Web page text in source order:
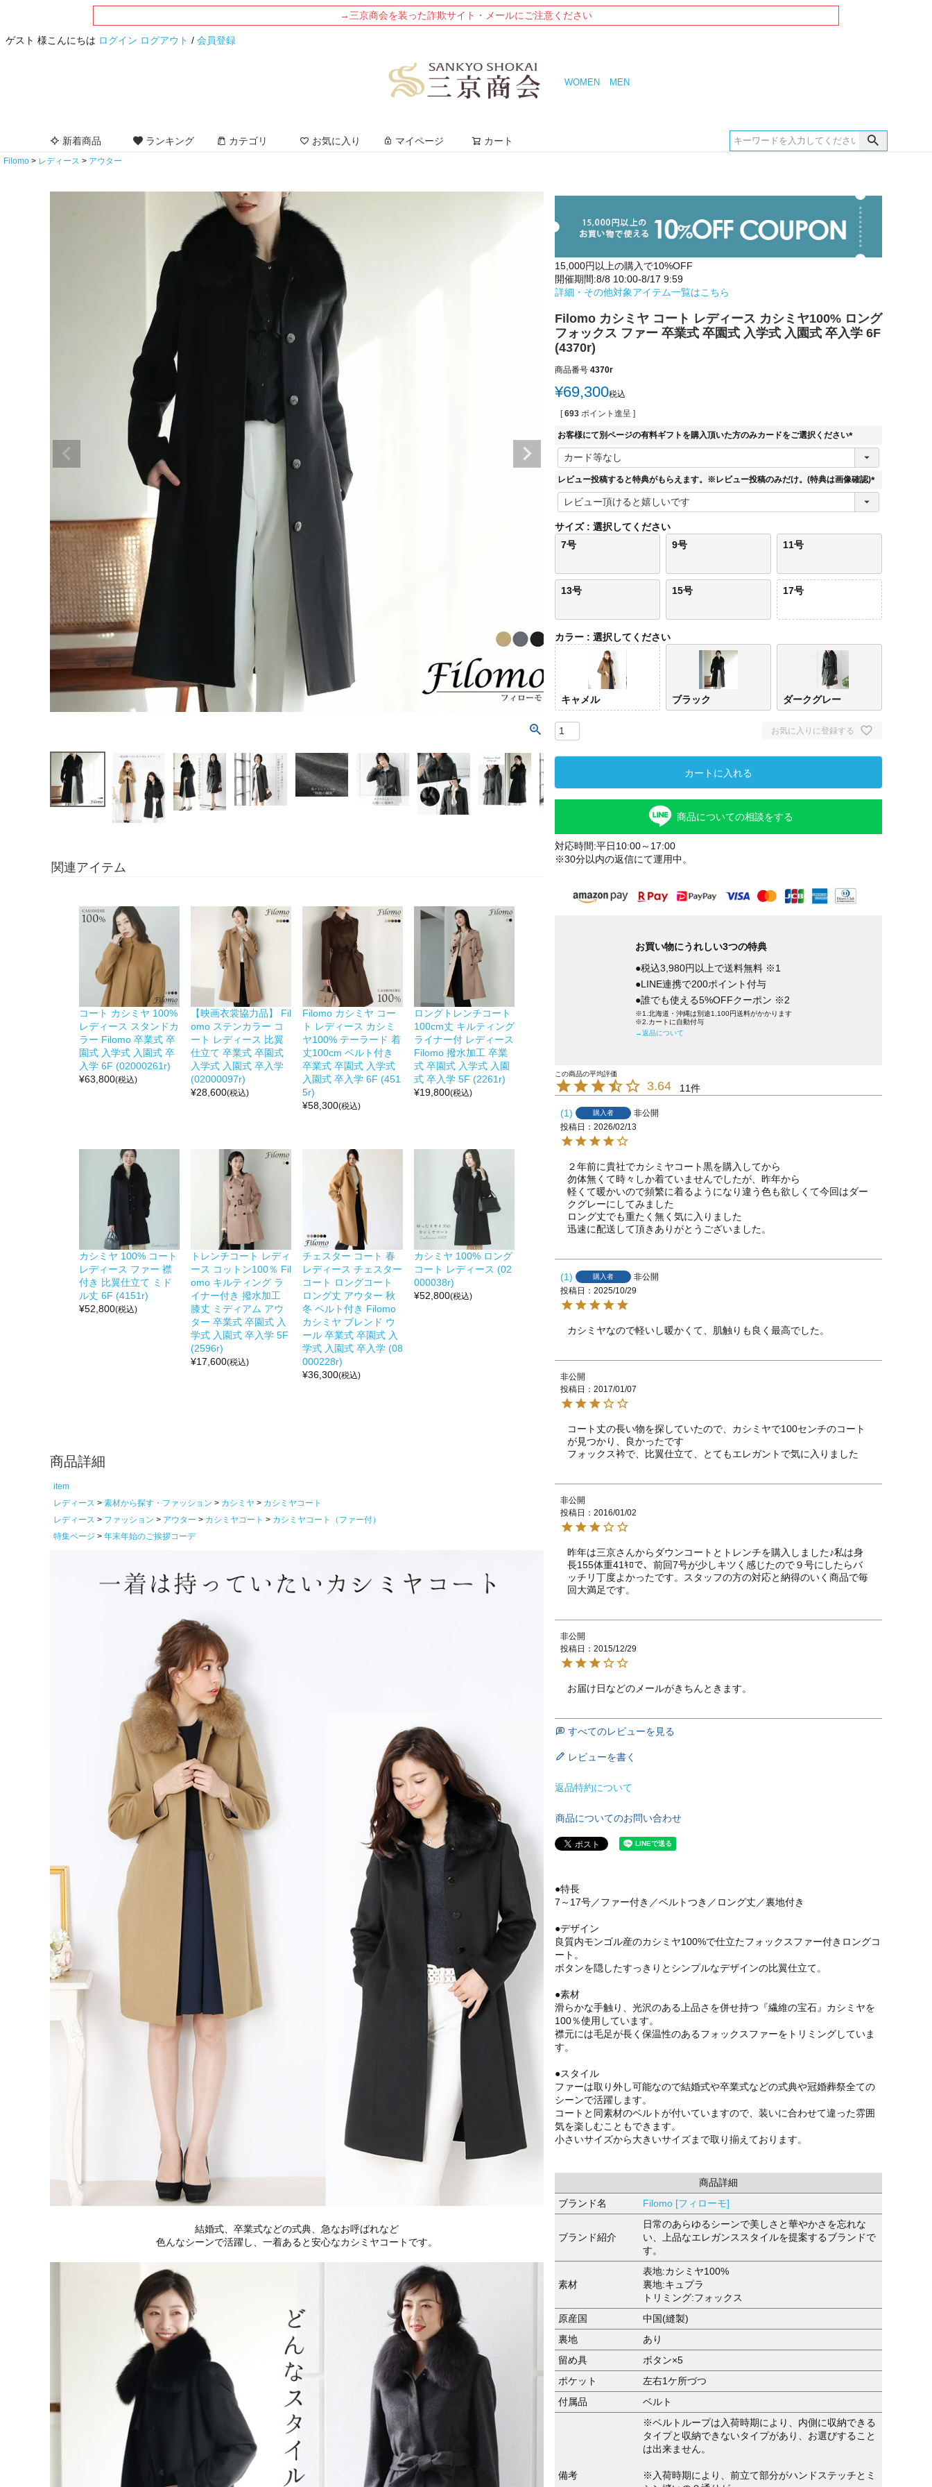
→三京商会を装った詐欺サイト・メールにご注意ください
ゲスト 様こんにちは ログイン ログアウト / 会員登録
WOMEN MEN
新着商品 ランキング カテゴリ お気に入り マイページ カート
Filomo レディース アウター
関連アイテム
コート カシミヤ 100%
レディース スタンドカ
ラー Filomo 卒業式 卒
園式 入学式 入園式 卒
入学 6F (02000261r)
¥63,800(税込)
【映画衣裳協力品】 Fil
omo ステンカラー コ
ート レディース 比翼
仕立て 卒業式 卒園式
入学式 入園式 卒入学
(02000097r)
¥28,600(税込)
Filomo カシミヤ コー
ト レディース カシミ
ヤ100% テーラード 着
丈100cm ベルト付き
卒業式 卒園式 入学式
入園式 卒入学 6F (451
5r)
¥58,300(税込)
ロングトレンチコート
100cm丈 キルティング
ライナー付 レディース
Filomo 撥水加工 卒業
式 卒園式 入学式 入園
式 卒入学 5F (2261r)
¥19,800(税込)
カシミヤ 100% コート
レディース ファー 襟
付き 比翼仕立て ミド
ル丈 6F (4151r)
¥52,800(税込)
トレンチコート レディ
ース コットン100％ Fil
omo キルティング ラ
イナー付き 撥水加工
膝丈 ミディアム アウ
ター 卒業式 卒園式 入
学式 入園式 卒入学 5F
(2596r)
¥17,600(税込)
チェスター コート 春
レディース チェスター
コート ロングコート
ロング丈 アウター 秋
冬 ベルト付き Filomo
カシミヤ ブレンド ウ
ール 卒業式 卒園式 入
学式 入園式 卒入学 (08
000228r)
¥36,300(税込)
カシミヤ 100% ロング
コート レディース (02
000038r)
¥52,800(税込)
商品詳細
item
レディース
素材から探す・ファッション カシミヤ
カシミヤコート
レディース
ファッション アウター カシミヤコート
カシミヤコート（ファー付）
特集ページ
年末年始のご挨拶コーデ
結婚式、卒業式などの式典、急なお呼ばれなど
色んなシーンで活躍し、一着あると安心なカシミヤコートです。
15,000円以上の購入で10%OFF
開催期間:8/8 10:00-8/17 9:59
詳細・その他対象アイテム一覧はこちら
Filomo カシミヤ コート レディース カシミヤ100% ロング
フォックス ファー 卒業式 卒園式 入学式 入園式 卒入学 6F
(4370r)
商品番号 4370r
¥69,300税込
[ 693 ポイント進呈 ]
お客様にて別ページの有料ギフトを購入頂いた方のみカードをご選択ください
(
須
レビュー投稿すると特典がもらえます。※レビュー投稿のみだけ。(特典は画像確認)
(
)
サイズ
選択してください
7号
9号 11号
13号 15号 17号
カラー 選択してください
キャメル ブラック ダークグレー
お気に入りに登録する
カートに入れる
商品についての相談をする
対応時間:平日10:00～17:00
※30分以内の返信にて運用中。
お買い物にうれしい3つの特典
●税込3,980円以上で送料無料 ※1
●LINE連携で200ポイント付与
●誰でも使える5%OFFクーポン ※2
※1.北海道・沖縄は別途1,100円送料がかかります
※2.カートに自動付与
→返品について
3.64 11
1 購入者
非公開
投稿日
2026/02/13
２年前に貴社でカシミヤコート黒を購入してから
勿体無くて時々しか着ていませんでしたが、昨年から
軽くて暖かいので頻繁に着るようになり違う色も欲しくて今回はダー
クグレーにしてみました
ロング丈でも重たく無く気に入りました
迅速に配送して頂きありがとうございました。
1 購入者
非公開
投稿日
2025/10/29
カシミヤなので軽いし暖かくて、肌触りも良く最高でした。
非公開
投稿日
2017/01/07
コート丈の長い物を探していたので、カシミヤで100センチのコート
が見つかり、良かったです
非公開
投稿日
2016/01/02
昨年は三京さんからダウンコートとトレンチを購入しました♪私は身
長155体重41ｷﾛで、前回7号が少しキツく感じたので９号にしたらバ
ッチリ丁度よかったです。スタッフの方の対応と納得のいく商品で毎
回大満足です。
非公開
投稿日
2015/12/29
お届け日などのメールがきちんときます。
すべてのレビューを見る
レビューを書く
返品特約について
商品についてのお問い合わせ
●特長
7～17号／ファー付き／ベルトつき／ロング丈／裏地付き
●デザイン
良質内モンゴル産のカシミヤ100%で仕立たフォックスファー付きロングコ
ート。
ボタンを隠したすっきりとシンプルなデザインの比翼仕立て。
●素材
滑らかな手触り、光沢のある上品さを併せ持つ『繊維の宝石』カシミヤを
100％使用しています。
襟元には毛足が長く保温性のあるフォックスファーをトリミングしていま
す。
●スタイル
ファーは取り外し可能なので結婚式や卒業式などの式典や冠婚葬祭全ての
シーンで活躍します。
コートと同素材のベルトが付いていますので、装いに合わせて違った雰囲
気を楽しむこともできます。
小さいサイズから大きいサイズまで取り揃えております。
商品詳細
ブランド名
Filomo [フィローモ]
ブランド紹介
日常のあらゆるシーンで美しさと華やかさを忘れな
い、上品なエレガンススタイルを提案するブランドで
す。
素材
表地:カシミヤ100%
裏地:キュプラ
トリミング:フォックス
原産国
中国(縫製)
裏地
あり
留め具
ボタン×5
ポケット
左右1ケ所づつ
付属品
ベルト
備考
※ベルトループは入荷時期により、内側に収納できる
タイプと収納できないタイプがあり、お選びすること
は出来ません。
※入荷時期により、前立て部分がハンドステッチとミ